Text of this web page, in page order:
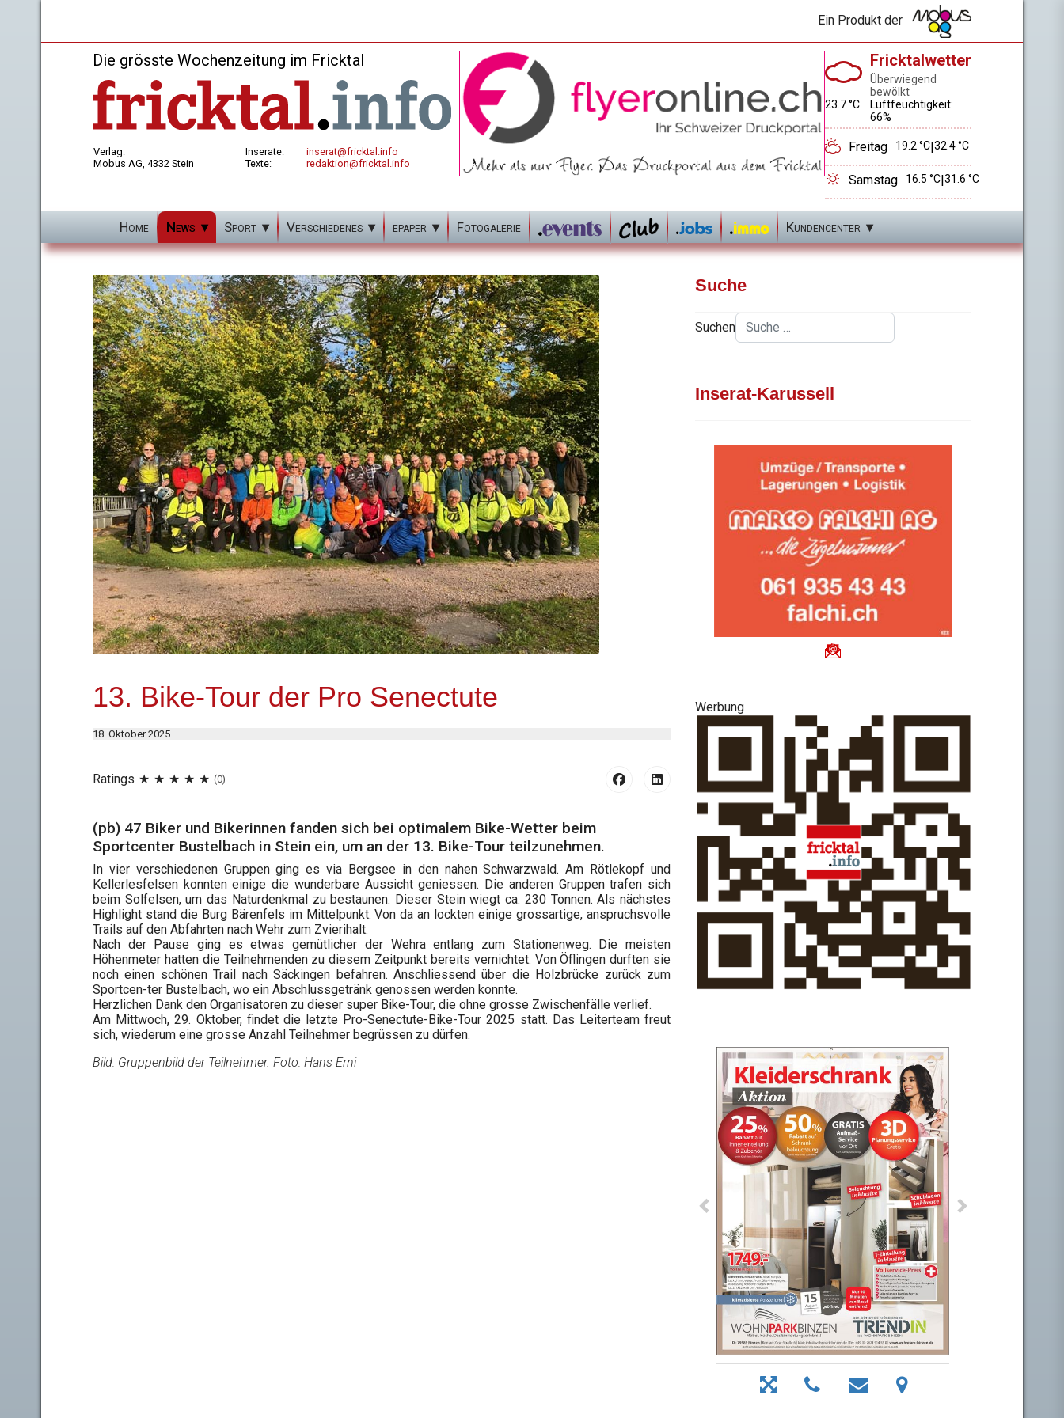
Ein Produkt der
Die grösste Wochenzeitung im Fricktal
Verlag:
Mobus AG, 4332 Stein
Inserate:
Texte:
inserat@fricktal.info
redaktion@fricktal.info
Fricktalwetter
Überwiegend
bewölkt
23.7 °C
Luftfeuchtigkeit:
66%
Freitag 19.2 °C|32.4 °C
Samstag 16.5 °C|31.6 °C
Home News Sport Verschiedenes epaper Fotogalerie Kundencenter
13. Bike-Tour der Pro Senectute
18. Oktober 2025
Ratings (0)
(pb) 47 Biker und Bikerinnen fanden sich bei optimalem Bike-Wetter beim
Sportcenter Bustelbach in Stein ein, um an der 13. Bike-Tour teilzunehmen.
In vier verschiedenen Gruppen ging es via Bergsee in den nahen Schwarzwald. Am Rötlekopf und
Kellerlesfelsen konnten einige die wunderbare Aussicht geniessen. Die anderen Gruppen trafen sich
beim Solfelsen, um das Naturdenkmal zu bestaunen. Dieser Stein wiegt ca. 230 Tonnen. Als nächstes
Highlight stand die Burg Bärenfels im Mittelpunkt. Von da an lockten einige grossartige, anspruchsvolle
Trails auf den Abfahrten nach Wehr zum Zvierihalt.
Nach der Pause ging es etwas gemütlicher der Wehra entlang zum Stationenweg. Die meisten
Höhenmeter hatten die Teilnehmenden zu diesem Zeitpunkt bereits vernichtet. Von Öflingen durften sie
noch einen schönen Trail nach Säckingen befahren. Anschliessend über die Holzbrücke zurück zum
Sportcen-ter Bustelbach, wo ein Abschlussgetränk genossen werden konnte.
Herzlichen Dank den Organisatoren zu dieser super Bike-Tour, die ohne grosse Zwischenfälle verlief.
Am Mittwoch, 29. Oktober, findet die letzte Pro-Senectute-Bike-Tour 2025 statt. Das Leiterteam freut
sich, wiederum eine grosse Anzahl Teilnehmer begrüssen zu dürfen.
Bild: Gruppenbild der Teilnehmer. Foto: Hans Erni
Suche
Suchen
Inserat-Karussell
Werbung